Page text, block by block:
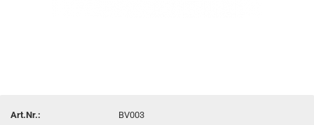
Art.Nr.:
BV003